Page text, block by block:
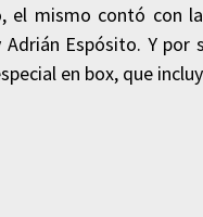
el mismo contó con
Adrián Espósito. Y
en box, que